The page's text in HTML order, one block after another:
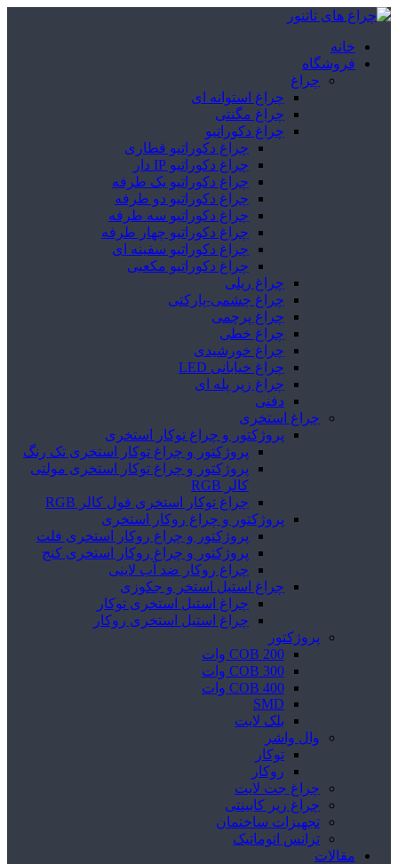
خانه
فروشگاه
چراغ
چراغ استوانه ای
چراغ مگنتی
چراغ دکوراتیو
چراغ دکوراتیو قطاری
چراغ دکوراتیو IP دار
چراغ دکوراتیو یک طرفه
چراغ دکوراتیو دو طرفه
چراغ دکوراتیو سه طرفه
چراغ دکوراتیو چهار طرفه
چراغ دکوراتیو سفینه ای
چراغ دکوراتیو مکعبی
چراغ ریلی
چراغ چشمی-پارکتی
چراغ پرچمی
چراغ خطی
چراغ خورشیدی
چراغ خیابانی LED
چراغ زیر پله ای
دفنی
چراغ استخری
پروژکتور و چراغ توکار استخری
پروژکتور و چراغ توکار استخری تک رنگ
پروژکتور و چراغ توکار استخری مولتی
کالر RGB
چراغ توکار استخری فول کالر RGB
پروژکتور و چراغ روکار استخری
پروژکتور و چراغ روکار استخری فلت
پروژکتور و چراغ روکار استخری کنج
چراغ روکار ضد آب لاینی
چراغ استیل استخر و جکوزی
چراغ استیل استخری توکار
چراغ استیل استخری روکار
پروژکتور
COB 200 وات
COB 300 وات
COB 400 وات
SMD
بلک لایت
وال واشر
توکار
روکار
چراغ جت لایت
چراغ زیر کابینتی
تجهیزات ساختمان
ترانس اتوماتیک
مقالات